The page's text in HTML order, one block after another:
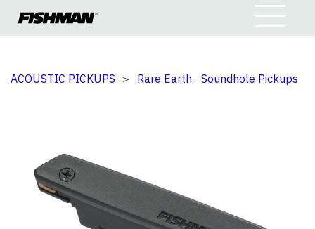
ACOUSTIC PICKUPS ＞ Rare Earth , Soundhole Pickups